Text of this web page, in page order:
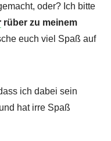
oder? Ich bitte
rüber zu meinem
euch viel Spaß auf
ich dabei sein
hat irre Spaß